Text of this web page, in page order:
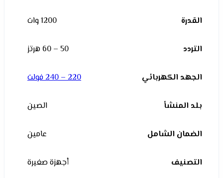
القدرة 1200 وات
التردد 50 – 60 هرتز
الجهد الكهربائي 220 – 240 فولت
بلد المنشأ الصين
الضمان الشامل عامين
التصنيف أجهزة صغيرة